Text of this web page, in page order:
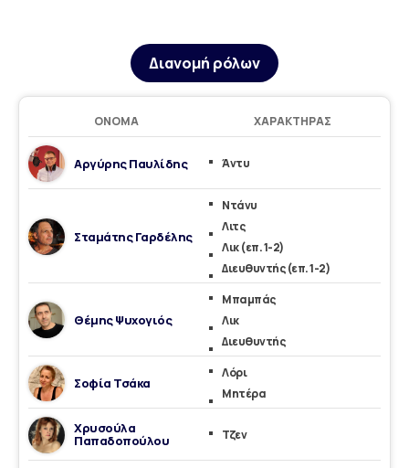
Διανομή ρόλων
ΌΝΟΜΑ ΧΑΡΑΚΤΉΡΑΣ
Αργύρης Παυλίδης Άντυ
Σταμάτης Γαρδέλης
Ντάνυ
Λιτς
Λικ (επ. 1-2)
Διευθυντής (επ. 1-2)
Θέμης Ψυχογιός
Μπαμπάς
Λικ
Διευθυντής
Σοφία Τσάκα
Λόρι
Μητέρα
Χρυσούλα
Παπαδοπούλου Τζεν